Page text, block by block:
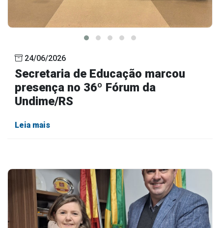
24/06/2026
Secretaria de Educação marcou
presença no 36º Fórum da
Undime/RS
Leia mais